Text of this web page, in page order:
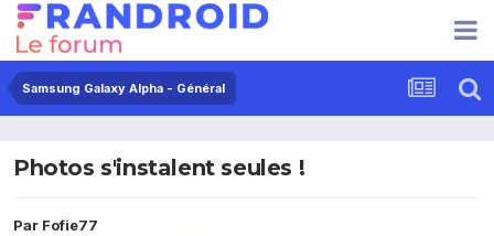
Samsung Galaxy Alpha - Général
Photos s'instalent seules !
Par Fofie77